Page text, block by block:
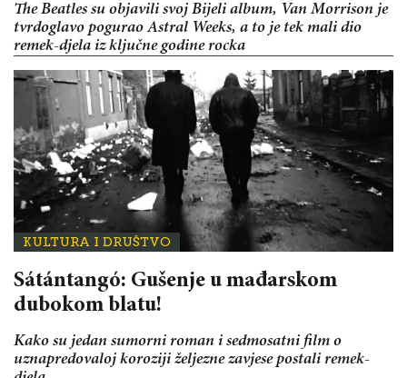
The Beatles su objavili svoj Bijeli album, Van Morrison je
tvrdoglavo pogurao Astral Weeks, a to je tek mali dio
remek-djela iz ključne godine rocka
KULTURA I DRUŠTVO
Sátántangó: Gušenje u mađarskom
dubokom blatu!
Kako su jedan sumorni roman i sedmosatni film o
uznapredovaloj koroziji željezne zavjese postali remek-